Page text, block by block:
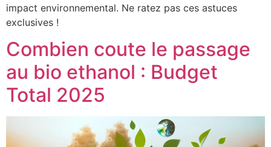
impact environnemental. Ne ratez pas ces astuces
exclusives !
Combien coute le passage
au bio ethanol : Budget
Total 2025